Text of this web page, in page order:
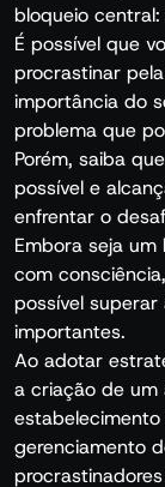
bloqueio
É possível que
procrastinar
importância do
problema que
Porém, saiba
possível e
enfrentar o
Embora seja
com
possível
importantes.
Ao adotar
a criação de um
gerenciamento